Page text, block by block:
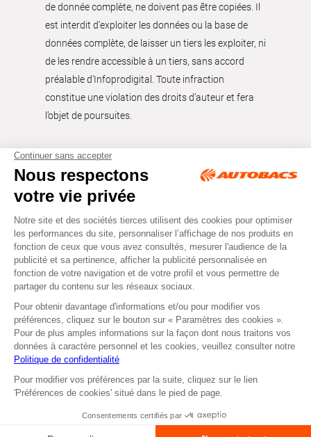
ou
Retirer dans un Centre
de donnée complète, ne doivent pas être copiées. Il
est interdit d’exploiter les données ou la base de
données complète, de laisser un tiers les exploiter, ni
de les rendre accessible à un tiers, sans accord
préalable d'Infoprodigital. Toute infraction
constitue une violation des droits d’auteur et fera
l’objet de poursuites.
Tous droits réservés © Autobacs
Mentions légales RGPD
Cookies CGV
Facebook Instagram